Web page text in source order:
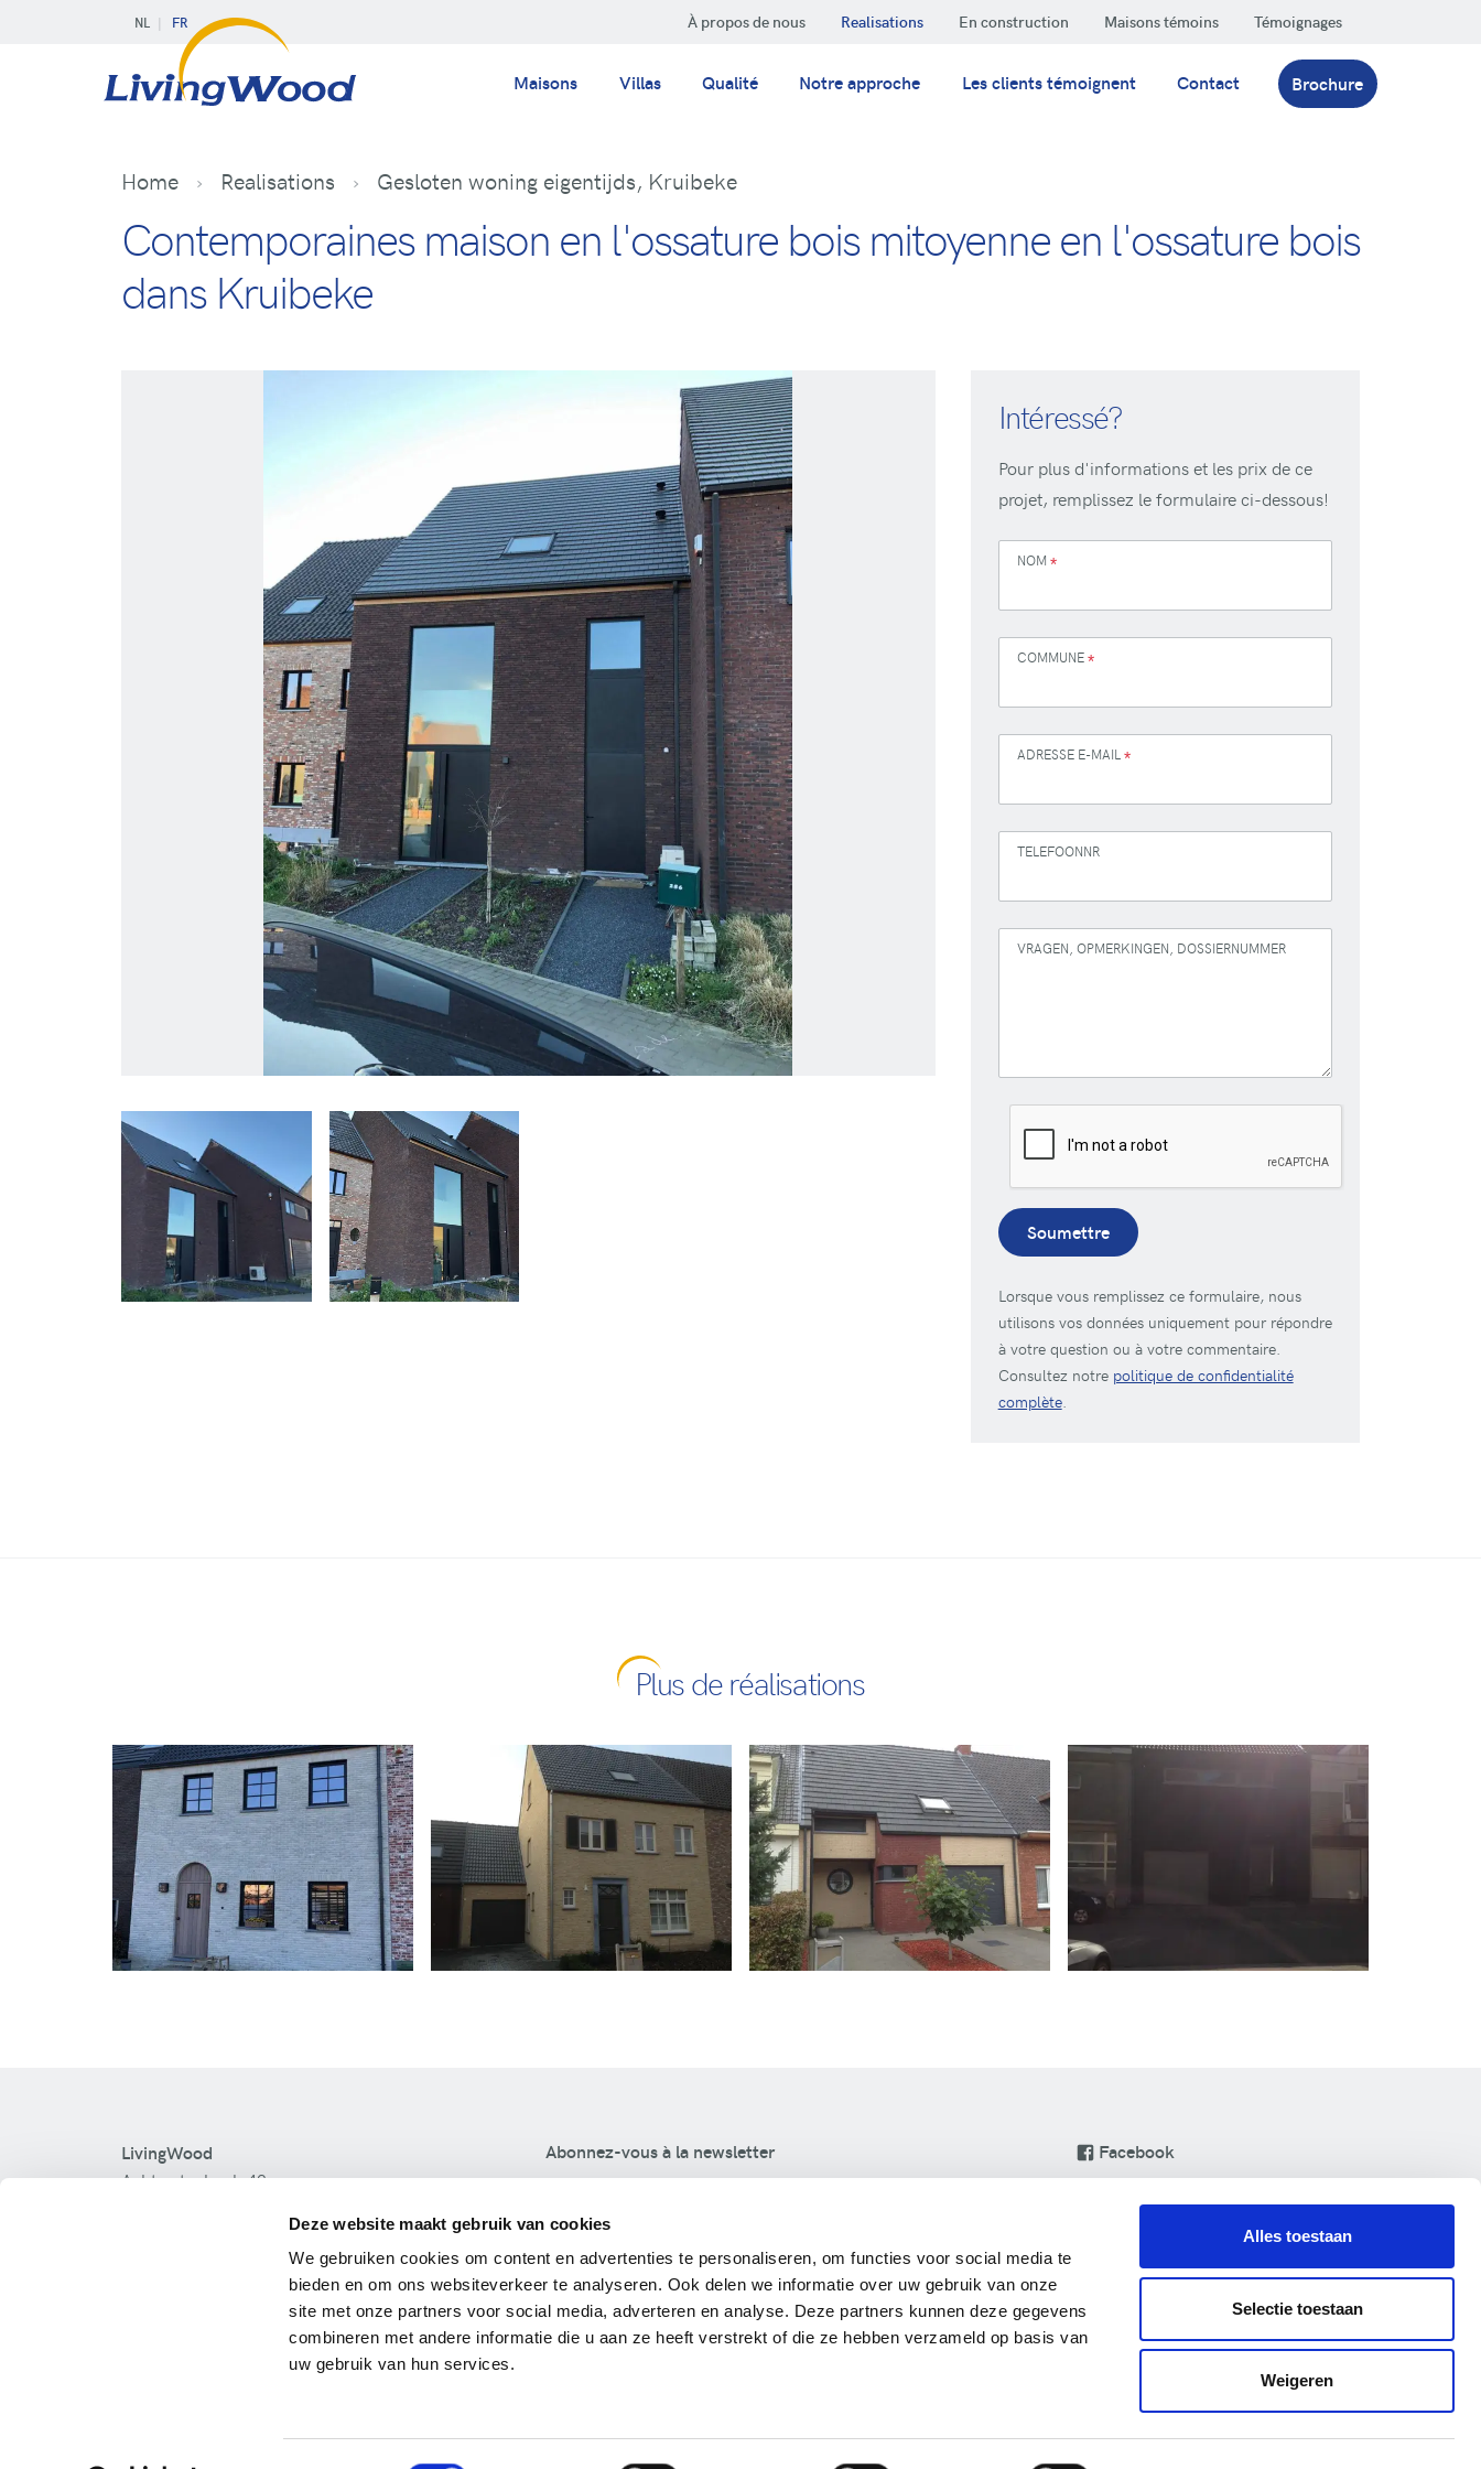
Deze website maakt gebruik van cookies
We gebruiken cookies om content en advertenties te personaliseren, om functies voor social media te
bieden en om ons websiteverkeer te analyseren. Ook delen we informatie over uw gebruik van onze
site met onze partners voor social media, adverteren en analyse. Deze partners kunnen deze gegevens
combineren met andere informatie die u aan ze heeft verstrekt of die ze hebben verzameld op basis van
uw gebruik van hun services.
Alles toestaan
Selectie toestaan
Weigeren
NL FR À propos de nous Realisations En construction Maisons témoins Témoignages
Maisons Villas Qualité Notre approche Les clients témoignent Contact Brochure
Home Realisations Gesloten woning eigentijds, Kruibeke
Contemporaines maison en l'ossature bois mitoyenne en l'ossature bois
dans Kruibeke
Intéressé?
Pour plus d'informations et les prix de ce
projet, remplissez le formulaire ci-dessous!
NOM *
COMMUNE*
ADRESSE E-MAIL *
TELEFOONNR
VRAGEN, OPMERKINGEN, DOSSIERNUMMER
Soumettre
Lorsque vous remplissez ce formulaire, nous
utilisons vos données uniquement pour répondre
à votre question ou à votre commentaire.
Consultez notre politique de confidentialité
complète.
Plus de réalisations
LivingWood
Achterstenhoek 42
+ 32 475 52 40 45
Maison témoin Sint-Niklaas
Maison témoin Keerbergen
Maison témoin Turnhout
Abonnez-vous à la newsletter
Votre vie privée est importante pour nous. Nous utilisons
votre adresse e-mail uniquement pour envoyer nos
newsletters. Vous pouvez vous désabonner à tout
moment. Nous voir complètementpolitique de
Facebook
Instagram